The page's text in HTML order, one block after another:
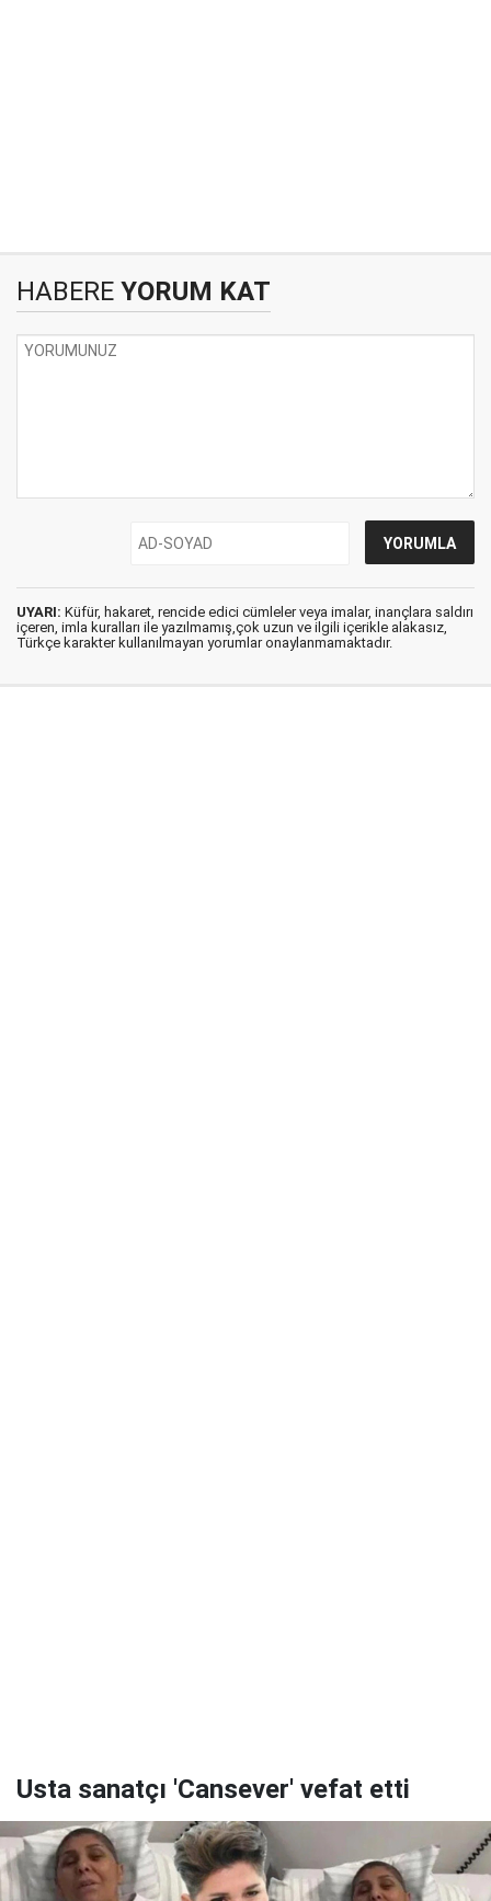
HABERE YORUM KAT
UYARI: Küfür, hakaret, rencide edici cümleler veya imalar, inançlara saldırı
içeren, imla kuralları ile yazılmamış,çok uzun ve ilgili içerikle alakasız,
Türkçe karakter kullanılmayan yorumlar onaylanmamaktadır.
Usta sanatçı 'Cansever' vefat etti